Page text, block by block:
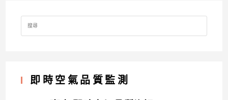
Search
for:
即時空氣品質監測